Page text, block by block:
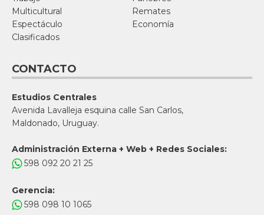
Multicultural
Remates
Espectáculo
Economía
Clasificados
CONTACTO
Estudios Centrales
Avenida Lavalleja esquina calle San Carlos,
Maldonado, Uruguay.
Administración Externa + Web + Redes Sociales:
598 092 20 21 25
Gerencia:
598 098 10 1065